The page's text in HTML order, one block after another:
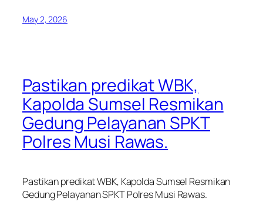
May 2, 2026
Pastikan predikat WBK,
Kapolda Sumsel Resmikan
Gedung Pelayanan SPKT
Polres Musi Rawas.
Pastikan predikat WBK, Kapolda Sumsel Resmikan
Gedung Pelayanan SPKT Polres Musi Rawas.